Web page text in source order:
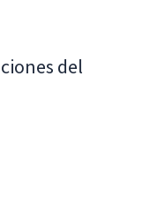
del